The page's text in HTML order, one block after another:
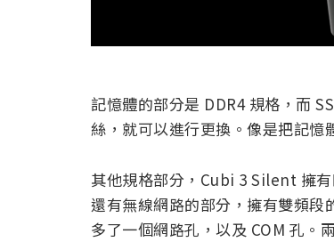
記憶體的部分是 DDR4 規格，而
絲，就可以進行更換。像是把記憶
其他規格部分，Cubi 3 Silent 擁
還有無線網路的部分，擁有雙頻段
多了一個網路孔，以及 COM 孔